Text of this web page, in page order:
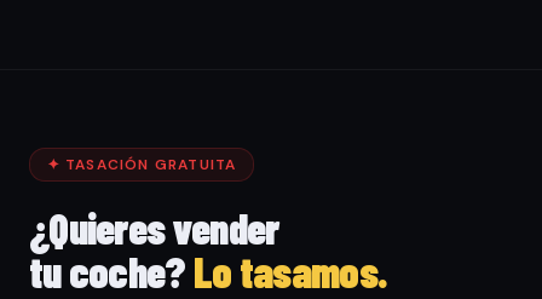
✦ TASACIÓN GRATUITA
¿Quieres vender
tu coche?Lo tasamos.